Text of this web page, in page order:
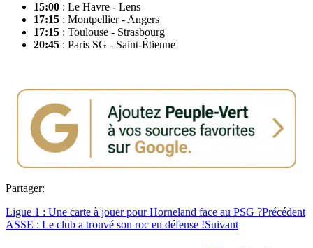
15:00 : Le Havre - Lens
17:15 : Montpellier - Angers
17:15 : Toulouse - Strasbourg
20:45 : Paris SG - Saint-Étienne
Partager:
Ligue 1 : Une carte à jouer pour Horneland face au PSG ?Précédent
ASSE : Le club a trouvé son roc en défense !Suivant